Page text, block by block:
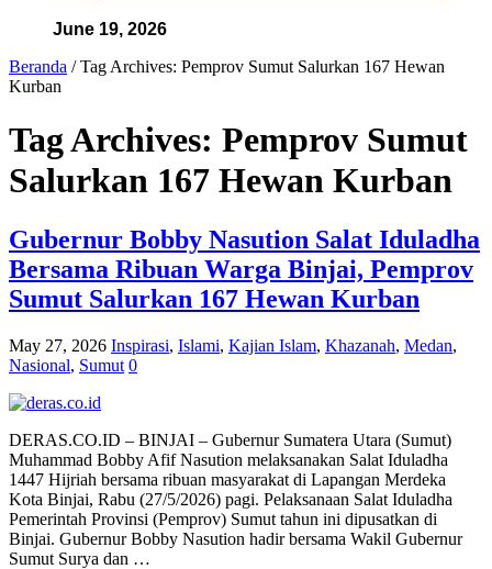
June 19, 2026
Beranda / Tag Archives: Pemprov Sumut Salurkan 167 Hewan
Kurban
Tag Archives: Pemprov Sumut
Salurkan 167 Hewan Kurban
Gubernur Bobby Nasution Salat Iduladha
Bersama Ribuan Warga Binjai, Pemprov
Sumut Salurkan 167 Hewan Kurban
May 27, 2026 Inspirasi, Islami, Kajian Islam, Khazanah, Medan,
Nasional, Sumut 0
DERAS.CO.ID – BINJAI – Gubernur Sumatera Utara (Sumut)
Muhammad Bobby Afif Nasution melaksanakan Salat Iduladha
1447 Hijriah bersama ribuan masyarakat di Lapangan Merdeka
Kota Binjai, Rabu (27/5/2026) pagi. Pelaksanaan Salat Iduladha
Pemerintah Provinsi (Pemprov) Sumut tahun ini dipusatkan di
Binjai. Gubernur Bobby Nasution hadir bersama Wakil Gubernur
Sumut Surya dan …